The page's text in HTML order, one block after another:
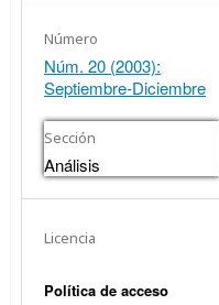
Número
Núm. 20 (2003):
Septiembre-Diciembre
Sección
Análisis
Licencia
Política de acceso